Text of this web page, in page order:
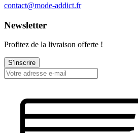
contact@mode-addict.fr
Newsletter
Profitez de la livraison offerte !
S’inscrire